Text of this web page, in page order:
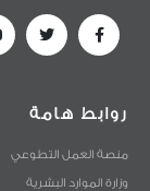
روابط هامة
منصة العمل التطوعي
وزارة الموارد البشرية